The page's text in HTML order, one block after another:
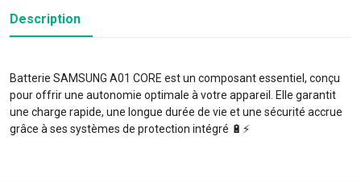
Description
Batterie SAMSUNG A01 CORE est un composant essentiel, conçu
pour offrir une autonomie optimale à votre appareil. Elle garantit
une charge rapide, une longue durée de vie et une sécurité accrue
grâce à ses systèmes de protection intégré 🔋⚡️